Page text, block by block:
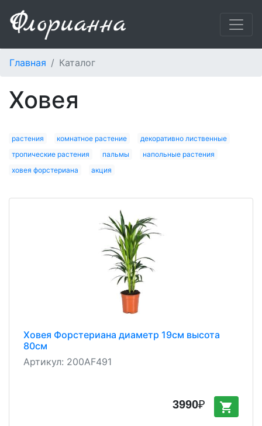
Главная Каталог
ховея
растения комнатное растение
декоративно лиственные
тропические растения
пальмы
напольные растения
ховея форстериана
акция
Ховея Форстериана диаметр 19см высота
80см
Артикул: 200AF491
3990₽ shopping_cart